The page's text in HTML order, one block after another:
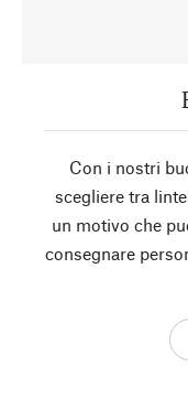
Con i nostri
scegliere tra
un motivo che
consegnare